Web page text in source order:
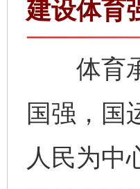
建设体育
体育承
国强，国
人民为中